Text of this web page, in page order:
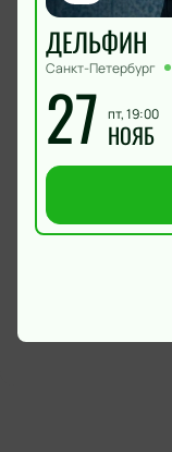
ДЕЛЬФИН
Санкт-Петербург
27 пт, 19:00
НОЯБ